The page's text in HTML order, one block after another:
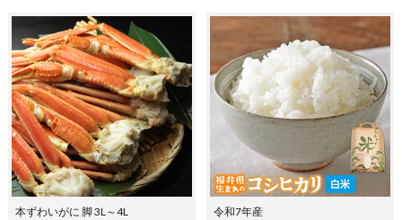
本ずわいがに 脚 3L～4L
令和7年産